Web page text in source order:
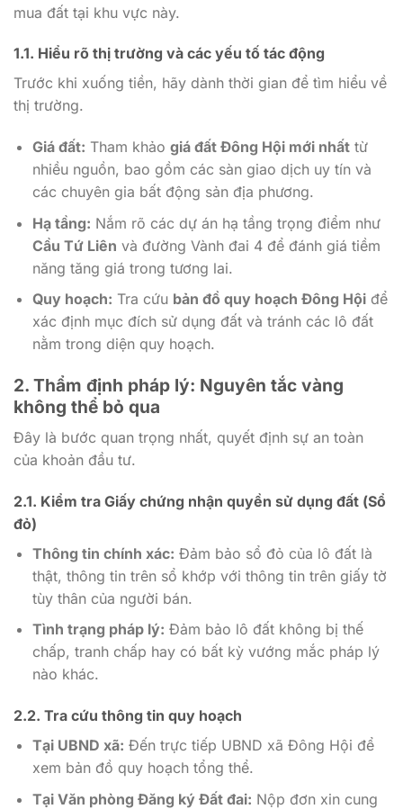
mua đất tại khu vực này.
1.1. Hiểu rõ thị trường và các yếu tố tác động
Trước khi xuống tiền, hãy dành thời gian để tìm hiểu về
thị trường.
Giá đất: Tham khảo giá đất Đông Hội mới nhấttừ
nhiều nguồn, bao gồm các sàn giao dịch uy tín và
các chuyên gia bất động sản địa phương.
Hạ tầng: Nắm rõ các dự án hạ tầng trọng điểm như
Cầu Tứ Liên và đường Vành đai 4 để đánh giá tiềm
năng tăng giá trong tương lai.
Quy hoạch: Tra cứu bản đồ quy hoạch Đông Hộiđể
xác định mục đích sử dụng đất và tránh các lô đất
nằm trong diện quy hoạch.
2. Thẩm định pháp lý: Nguyên tắc vàng
không thể bỏ qua
Đây là bước quan trọng nhất, quyết định sự an toàn
của khoản đầu tư.
2.1. Kiểm tra Giấy chứng nhận quyền sử dụng đất (Sổ
đỏ)
Thông tin chính xác: Đảm bảo sổ đỏ của lô đất là
thật, thông tin trên sổ khớp với thông tin trên giấy tờ
tùy thân của người bán.
Tình trạng pháp lý: Đảm bảo lô đất không bị thế
chấp, tranh chấp hay có bất kỳ vướng mắc pháp lý
nào khác.
2.2. Tra cứu thông tin quy hoạch
Tại UBND xã: Đến trực tiếp UBND xã Đông Hội để
xem bản đồ quy hoạch tổng thể.
Tại Văn phòng Đăng ký Đất đai: Nộp đơn xin cung